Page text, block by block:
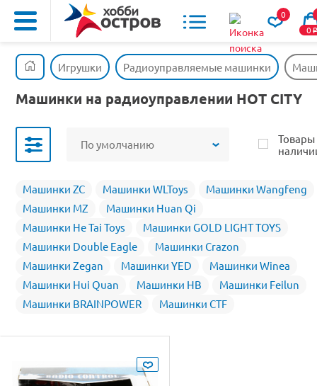
0
0o
Игрушки Радиоуправляемые машинки
Машинки на радиоуправлении HOT CITY
По умолчанию
Товары
Машинки ZC Машинки WLToys
Машинки Wangfeng
Машинки MZ
Машинки Huan Qi
Машинки He Tai Toys
Машинки GOLD LIGHT TOYS
Машинки Double Eagle
Машинки Crazon
Машинки Zegan
Машинки YED
Машинки Winea
Машинки Hui Quan
Машинки HB
Машинки Feilun
Машинки BRAINPOWER
Машинки CTF